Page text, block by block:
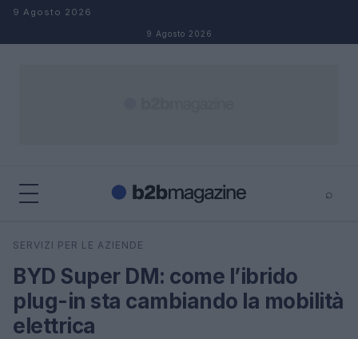
Salta al contenuto
9 Agosto 2026
9 Agosto 2026
⌕
Cerca
SERVIZI PER LE AZIENDE
BYD Super DM: come l’ibrido
plug-in sta cambiando la mobilità
elettrica